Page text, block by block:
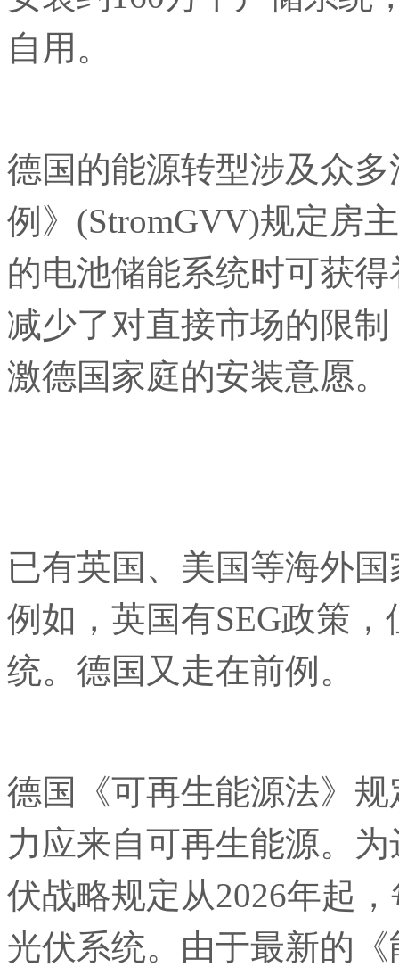
自用。
德国的能源转型涉及众
例》(StromGVV)规定房
的电池储能系统时可获
减少了对直接市场的限
激德国家庭的安装意愿。
已有英国、美国等海外
例如，英国有SEG政策
统。德国又走在前例。
德国《可再生能源法》
力应来自可再生能源。
伏战略规定从2026年起
光伏系统。由于最新的